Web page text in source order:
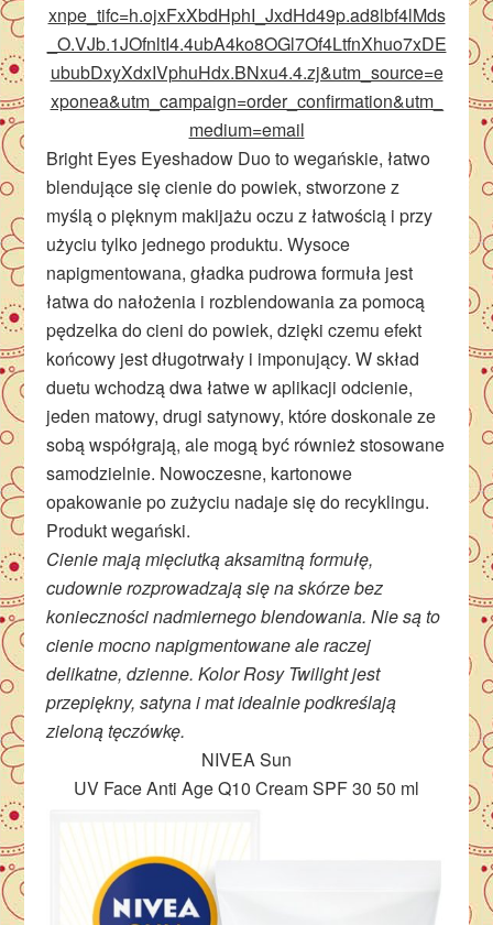
xnpe_tifc=h.ojxFxXbdHphI_JxdHd49p.ad8lbf4lMds
_O.VJb.1JOfnltI4.4ubA4ko8OGl7Of4LtfnXhuo7xDE
ububDxyXdxIVphuHdx.BNxu4.4.zj&utm_source=e
xponea&utm_campaign=order_confirmation&utm_
medium=email
Bright Eyes Eyeshadow Duo to wegańskie, łatwo
blendujące się cienie do powiek, stworzone z
myślą o pięknym makijażu oczu z łatwością i przy
użyciu tylko jednego produktu. Wysoce
napigmentowana, gładka pudrowa formuła jest
łatwa do nałożenia i rozblendowania za pomocą
pędzelka do cieni do powiek, dzięki czemu efekt
końcowy jest długotrwały i imponujący. W skład
duetu wchodzą dwa łatwe w aplikacji odcienie,
jeden matowy, drugi satynowy, które doskonale ze
sobą współgrają, ale mogą być również stosowane
samodzielnie. Nowoczesne, kartonowe
opakowanie po zużyciu nadaje się do recyklingu.
Produkt wegański.
Cienie mają mięciutką aksamitną formułę,
cudownie rozprowadzają się na skórze bez
konieczności nadmiernego blendowania. Nie są to
cienie mocno napigmentowane ale raczej
delikatne, dzienne. Kolor Rosy Twilight jest
przepiękny, satyna i mat idealnie podkreślają
zieloną tęczówkę.
NIVEA Sun
UV Face Anti Age Q10 Cream SPF 30 50 ml